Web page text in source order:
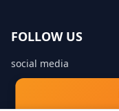
FOLLOW US
social media